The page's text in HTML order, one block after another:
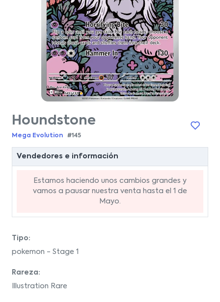
Houndstone
Mega Evolution #145
Vendedores e información
Estamos haciendo unos cambios grandes y
vamos a pausar nuestra venta hasta el 1 de
Mayo.
Tipo:
pokemon - Stage 1
Rareza:
Illustration Rare